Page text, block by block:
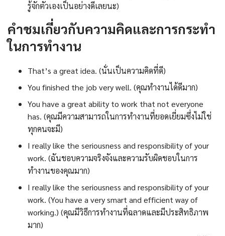
รู้จักตัวเองเป็นอย่างดีเลยนะ)
คำชมเกี่ยวกับความคิดและการกระทำ
ในการทำงาน
That’s a great idea. (นั่นเป็นความคิดที่ดี)
You finished the job very well. (คุณทำงานได้ดีมาก)
You have a great ability to work that not everyone
has. (คุณมีความสามารถในการทำงานที่ยอดเยี่ยมซึ่งไม่ใช่
ทุกคนจะมี)
I really like the seriousness and responsibility of your
work. (ฉันชอบความจริงจังและความรับผิดชอบในการ
ทำงานของคุณมาก)
I really like the seriousness and responsibility of your
work. (You have a very smart and efficient way of
working.) (คุณมีวิธีการทำงานที่ฉลาดและมีประสิทธิภาพ
มาก)